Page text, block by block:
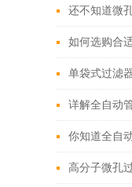
滤?我来告诉
还不知道微
这5个步骤
如何选购合
器？或许这
单袋式过滤
详解全自动
和反洗流程
你知道全自
要注意哪些
高分子微孔